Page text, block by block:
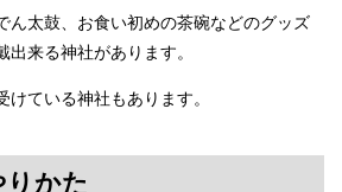
ん太鼓、お食い初めの茶碗などのグッズ
来る神社があります。
けている神社もあります。
かた